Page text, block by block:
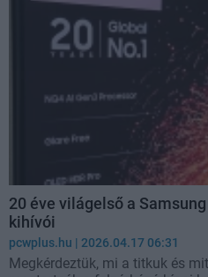
20 éve világelső a
kihívói
pcwplus.hu | 2026.04.17 06:31
Megkérdeztük, mi a titkuk és